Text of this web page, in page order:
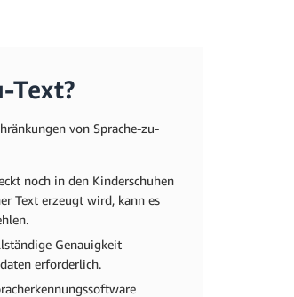
Text?
von Sprache-zu-
noch in den Kinderschuhen
Text erzeugt wird, kann es
Genauigkeit
erforderlich.